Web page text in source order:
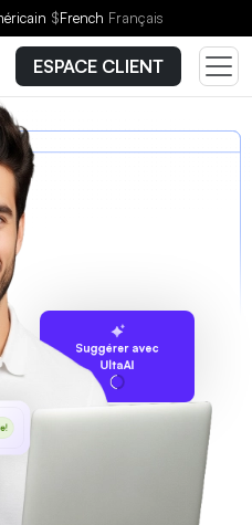
$French Français
ESPACE CLIENT
Suggérer avec
UltaAI